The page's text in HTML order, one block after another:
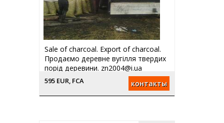
Sale of charcoal. Export of charcoal.
Продаємо деревне вугілля твердих
порід деревини. zn2004@i.ua
595 EUR, FCA контакты